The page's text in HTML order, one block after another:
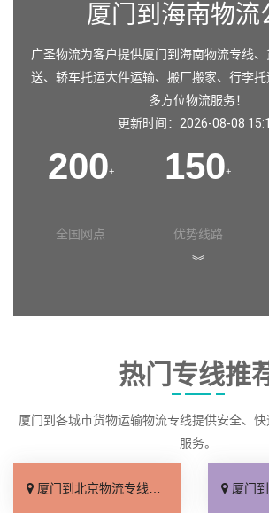
厦门到海南物流
广圣物流为客户提供厦门到海南物流专线
送、轿车托运大件运输、搬厂搬家、行李
多方位物流服务！
更新时间：2026-08-08
200+
全国网点
150+
优势线路
︾
热门专线推
厦门到各城市货物运输物流专线提供安全、
服务。
厦门到北京物流专线_直达不中转「送货到门」 厦门到天津